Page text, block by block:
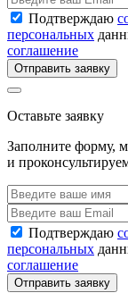
Подтверждаю
персональных
соглашение
Отправить заявку
Оставьте заявку
Заполните форму,
и
Подтверждаю
персональных
соглашение
Отправить заявку